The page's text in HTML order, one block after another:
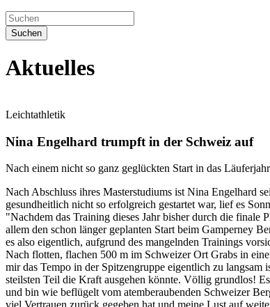
Suchen
Aktuelles
Leichtathletik
Nina Engelhard trumpft in der Schweiz auf
Nach einem nicht so ganz geglückten Start in das
Nach Abschluss ihres Masterstudiums ist Nina Engelhard
gesundheitlich nicht so erfolgreich gestartet war, lief es
"Nachdem das Training dieses Jahr bisher durch die finale
allem den schon länger geplanten Start beim Gamperney
es also eigentlich, aufgrund des mangelnden Trainings
Nach flotten, flachen 500 m im Schweizer Ort Grabs in
mir das Tempo in der Spitzengruppe eigentlich zu
steilsten Teil die Kraft ausgehen könnte. Völlig grundlos!
und bin wie beflügelt vom atemberaubenden Schweizer